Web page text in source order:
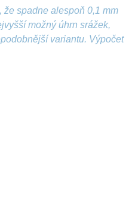
spadne alespoň 0,1 mm
možný úhrn srážek,
variantu. Výpočet